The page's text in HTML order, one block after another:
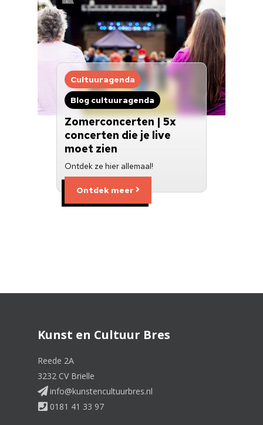
Cultuuragenda
Blog cultuuragenda
Zomerconcerten | 5x
concerten die je live
moet zien
Ontdek ze hier allemaal!
Ontdek meer
Kunst en Cultuur Bres
Reede 2A
3232 CV Brielle
info@kunstencultuurbres.nl
0181 41 33 97